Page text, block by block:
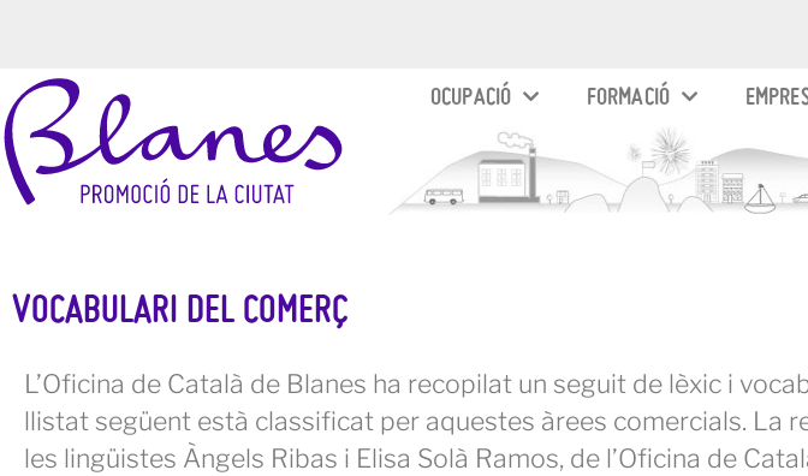
OCUPACIÓ FORMACIÓ
VOCABULARI DEL COMERÇ
L’Oficina de Català de Blanes ha recopilat un seguit de lèxic i
llistat següent està classificat per aquestes àrees comercials. La
les lingüistes Àngels Ribas i Elisa Solà Ramos, de l’Oficina de